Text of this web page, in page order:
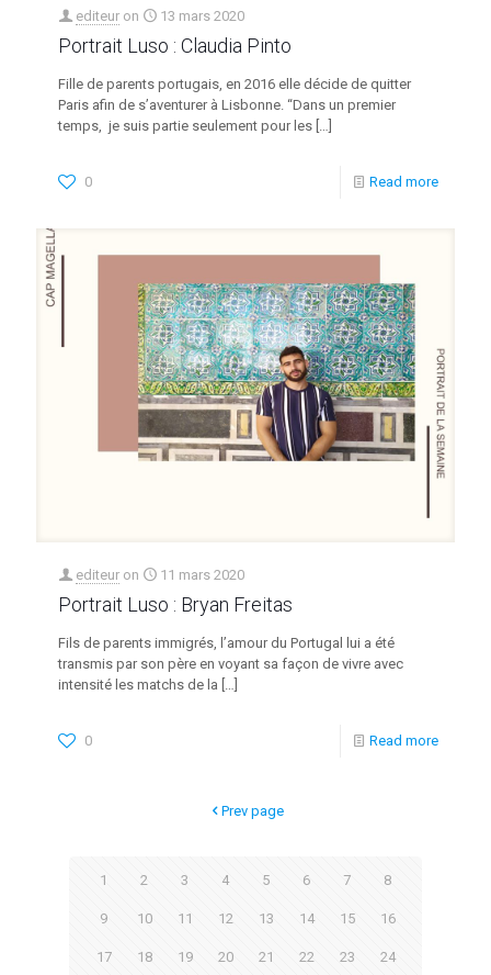
editeur on 13 mars 2020
Portrait Luso : Claudia Pinto
⁠Fille de parents portugais, en 2016 elle décide de quitter
Paris afin de s’aventurer à Lisbonne. “Dans un premier
temps, je suis partie seulement pour les […]
0 Read more
editeur on 11 mars 2020
Portrait Luso : Bryan Freitas
Fils de parents immigrés, l’amour du Portugal lui a été
transmis par son père en voyant sa façon de vivre avec
intensité les matchs de la […]
0 Read more
Prev page
1 2 3 4 5 6 7 8
9 10 11 12 13 14 15 16
17 18 19 20 21 22 23 24